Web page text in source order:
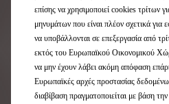
Μπορείτε επίσης να
κλήσης έκτακτης ανάγκης εάν
επίσης να χρησιμοποιεί cookies τρίτων
μηνυμάτων που είναι πλέον σχετικά για
να υποβάλλονται σε επεξεργασία από
εκτός του Ευρωπαϊκού Οικονομικού
να μην έχουν λάβει ακόμη απόφαση
Ευρωπαϊκές αρχές προστασίας
διαβίβαση πραγματοποιείται με βάση